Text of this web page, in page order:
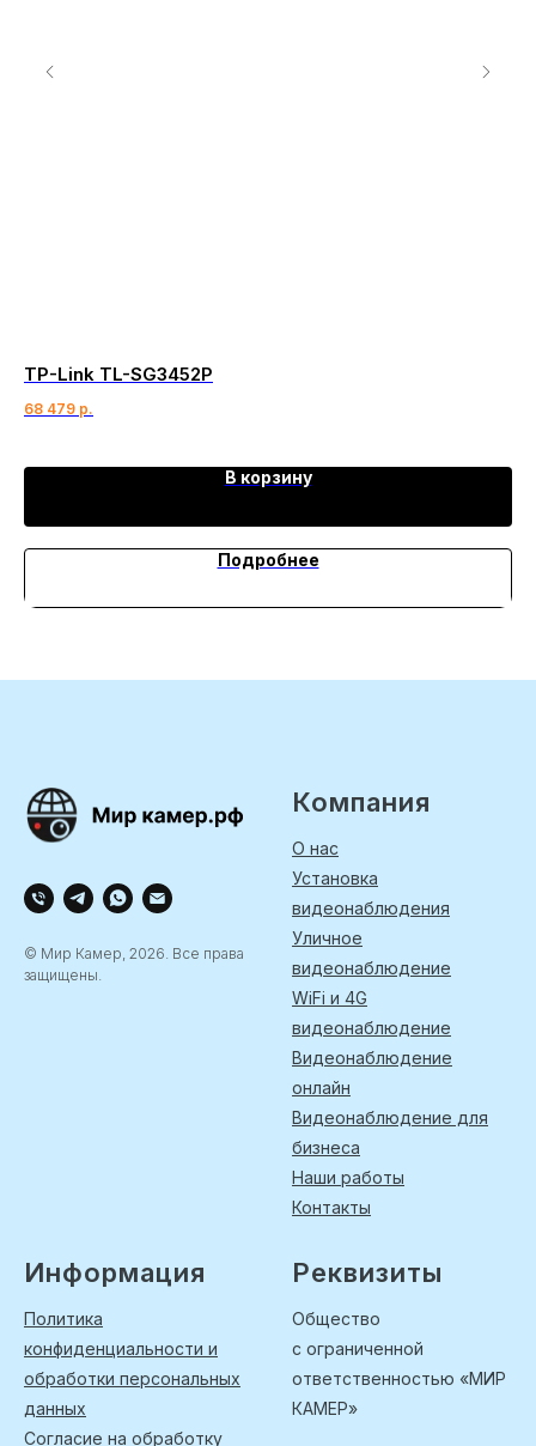
TP-Link TL-SG3452P
68 479 р.
В корзину
Подробнее
© Мир Камер, 2026. Все права
защищены.
Компания
О нас
Установка
видеонаблюдения
Уличное
видеонаблюдение
WiFi и 4G
видеонаблюдение
Видеонаблюдение
онлайн
Видеонаблюдение для
бизнеса
Наши работы
Контакты
Информация
Политика
конфиденциальности и
обработки персональных
данных
Согласие на обработку
Реквизиты
Общество
с ограниченной
ответственностью «МИР
КАМЕР»